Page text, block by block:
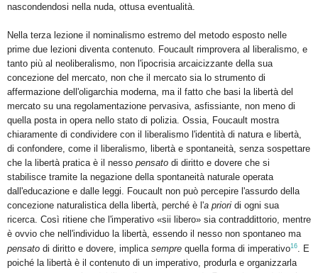
nascondendosi nella nuda, ottusa eventualità.
Nella terza lezione il nominalismo estremo del metodo esposto nelle
prime due lezioni diventa contenuto. Foucault rimprovera al liberalismo, e
tanto più al neoliberalismo, non l'ipocrisia arcaicizzante della sua
concezione del mercato, non che il mercato sia lo strumento di
affermazione dell'oligarchia moderna, ma il fatto che basi la libertà del
mercato su una regolamentazione pervasiva, asfissiante, non meno di
quella posta in opera nello stato di polizia. Ossia, Foucault mostra
chiaramente di condividere con il liberalismo l'identità di natura e libertà,
di confondere, come il liberalismo, libertà e spontaneità, senza sospettare
che la libertà pratica è il nesso pensato di diritto e dovere che si
stabilisce tramite la negazione della spontaneità naturale operata
dall'educazione e dalle leggi. Foucault non può percepire l'assurdo della
concezione naturalistica della libertà, perché è l'a priori di ogni sua
ricerca. Così ritiene che l'imperativo «sii libero» sia contraddittorio, mentre
è ovvio che nell'individuo la libertà, essendo il nesso non spontaneo ma
pensato di diritto e dovere, implica sempre quella forma di imperativo16. E
poiché la libertà è il contenuto di un imperativo, produrla e organizzarla